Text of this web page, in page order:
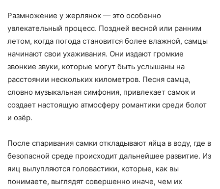
Размножение у жерлянок — это особенно
увлекательный процесс. Поздней весной или ранним
летом, когда погода становится более влажной, самцы
начинают свои ухаживания. Они издают громкие
звонкие звуки, которые могут быть услышаны на
расстоянии нескольких километров. Песня самца,
словно музыкальная симфония, привлекает самок и
создает настоящую атмосферу романтики среди болот
и озёр.
После спаривания самки откладывают яйца в воду, где в
безопасной среде происходит дальнейшее развитие. Из
яиц вылупляются головастики, которые, как вы
понимаете, выглядят совершенно иначе, чем их